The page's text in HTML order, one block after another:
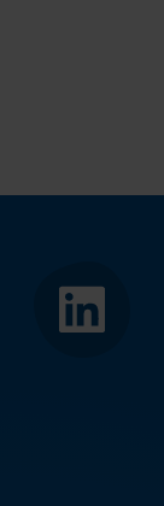
LinkedIn